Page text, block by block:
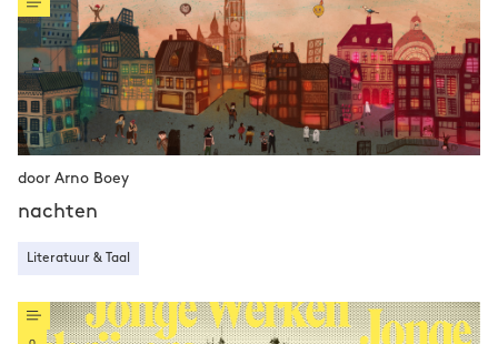
door Arno Boey
nachten
Literatuur & Taal